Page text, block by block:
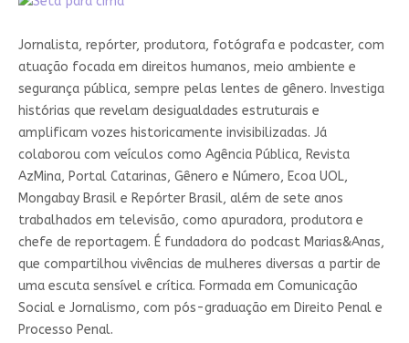
Jornalista, repórter, produtora, fotógrafa e podcaster, com
atuação focada em direitos humanos, meio ambiente e
segurança pública, sempre pelas lentes de gênero. Investiga
histórias que revelam desigualdades estruturais e
amplificam vozes historicamente invisibilizadas. Já
colaborou com veículos como Agência Pública, Revista
AzMina, Portal Catarinas, Gênero e Número, Ecoa UOL,
Mongabay Brasil e Repórter Brasil, além de sete anos
trabalhados em televisão, como apuradora, produtora e
chefe de reportagem. É fundadora do podcast Marias&Anas,
que compartilhou vivências de mulheres diversas a partir de
uma escuta sensível e crítica. Formada em Comunicação
Social e Jornalismo, com pós-graduação em Direito Penal e
Processo Penal.